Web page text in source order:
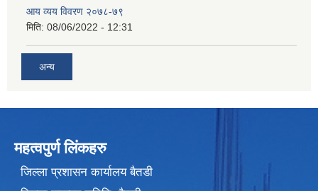
आय व्यय विवरण २०७८-७९
मिति: 08/06/2022 - 12:31
अन्य
महत्वपुर्ण लिंकहरु
जिल्ला प्रशासन कार्यालय बैतडी